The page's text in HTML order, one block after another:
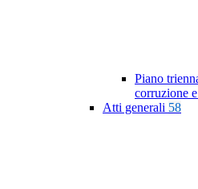
Piano
corruzione
Atti generali 58